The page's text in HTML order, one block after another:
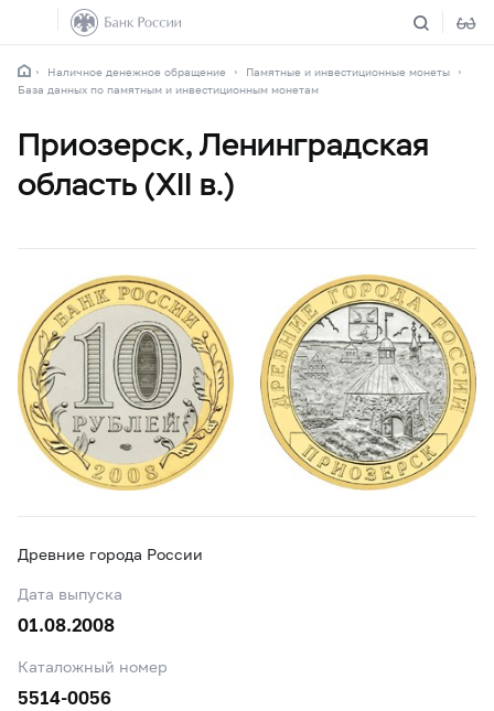
Наличное денежное обращение
Памятные и инвестиционные монеты
База данных по памятным и инвестиционным монетам
Приозерск, Ленинградская
область (XII в.)
Древние города России
Дата выпуска
01.08.2008
Каталожный номер
5514-0056